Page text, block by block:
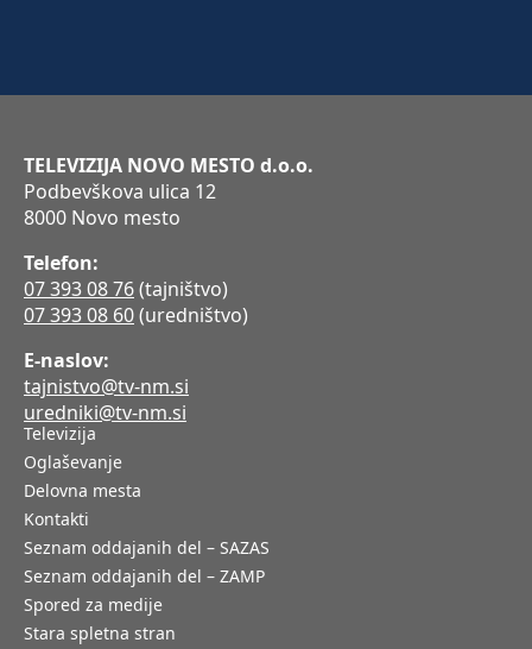
TELEVIZIJA NOVO MESTO d.o.o.
Podbevškova ulica 12
8000 Novo mesto
Telefon:
07 393 08 76(tajništvo)
07 393 08 60(uredništvo)
E-naslov:
tajnistvo@tv-nm.si
uredniki@tv-nm.si
Televizija
Oglaševanje
Delovna mesta
Kontakti
Seznam oddajanih del – SAZAS
Seznam oddajanih del – ZAMP
Spored za medije
Stara spletna stran